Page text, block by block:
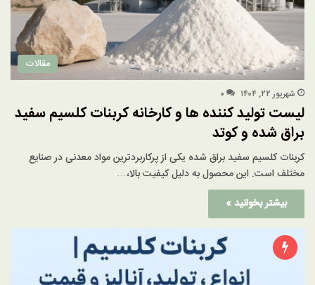
مقالات
شهریور ۲۲, ۱۴۰۴ ۰
لیست تولید کننده ها و کارخانه کربنات کلسیم سفید
براق شده و کوتد
کربنات کلسیم سفید براق شده یکی از پرکاربردترین مواد معدنی در صنایع
مختلف است. این محصول به دلیل کیفیت بالا،…
بیشتر بخوانید »